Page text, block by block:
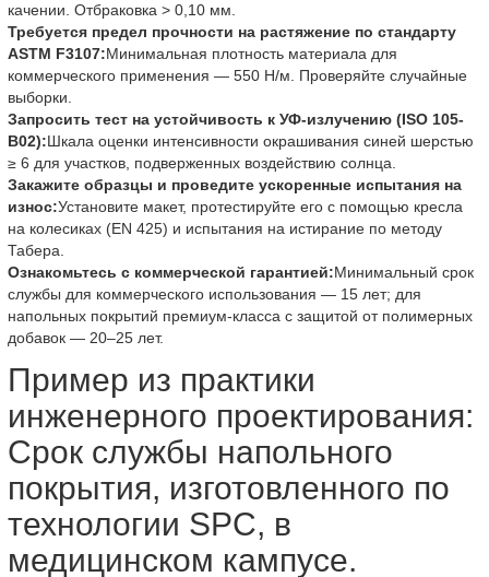
качении. Отбраковка > 0,10 мм.
Требуется предел прочности на растяжение по стандарту
ASTM F3107:Минимальная плотность материала для
коммерческого применения — 550 Н/м. Проверяйте случайные
выборки.
Запросить тест на устойчивость к УФ-излучению (ISO 105-
B02):Шкала оценки интенсивности окрашивания синей шерстью
≥ 6 для участков, подверженных воздействию солнца.
Закажите образцы и проведите ускоренные испытания на
износ:Установите макет, протестируйте его с помощью кресла
на колесиках (EN 425) и испытания на истирание по методу
Табера.
Ознакомьтесь с коммерческой гарантией:Минимальный срок
службы для коммерческого использования — 15 лет; для
напольных покрытий премиум-класса с защитой от полимерных
добавок — 20–25 лет.
Пример из практики
инженерного проектирования:
Срок службы напольного
покрытия, изготовленного по
технологии SPC, в
медицинском кампусе.